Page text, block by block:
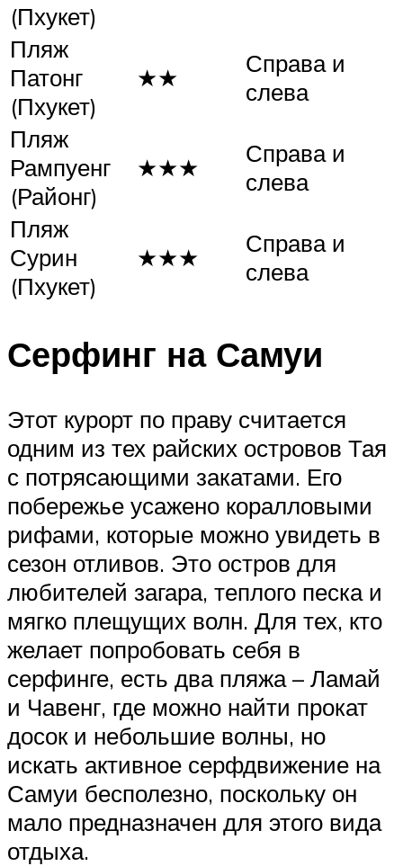
(Пхукет)
Пляж
Патонг
(Пхукет)
★★
Справа и
слева
Пляж
Рампуенг
(Районг)
★★★
Справа и
слева
Пляж
Сурин
(Пхукет)
★★★
Справа и
слева
Серфинг на Самуи
Этот курорт по праву считается
одним из тех райских островов Тая
с потрясающими закатами. Его
побережье усажено коралловыми
рифами, которые можно увидеть в
сезон отливов. Это остров для
любителей загара, теплого песка и
мягко плещущих волн. Для тех, кто
желает попробовать себя в
серфинге, есть два пляжа – Ламай
и Чавенг, где можно найти прокат
досок и небольшие волны, но
искать активное серфдвижение на
Самуи бесполезно, поскольку он
мало предназначен для этого вида
отдыха.